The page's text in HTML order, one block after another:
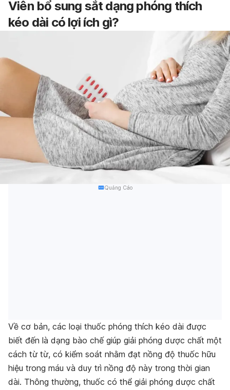
Viên bổ sung sắt dạng phóng thích
kéo dài có lợi ích gì?
Quảng Cáo
Về cơ bản, các loại thuốc phóng thích kéo dài được
biết đến là dạng bào chế giúp giải phóng dược chất một
cách từ từ, có kiểm soát nhằm đạt nồng độ thuốc hữu
hiệu trong máu và duy trì nồng độ này trong thời gian
dài. Thông thường, thuốc có thể giải phóng dược chất